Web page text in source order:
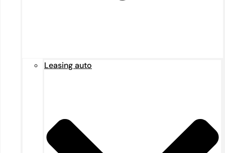
Leasing auto